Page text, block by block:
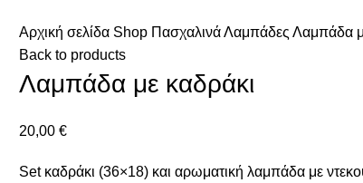
Αρχική σελίδα Shop ΠασχαλινάΛαμπάδες Λαμπάδα
Back to products
Λαμπάδα με καδράκι
20,00 €
Set καδράκι (36×18) και αρωματική λαμπάδα με